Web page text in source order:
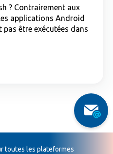
? Contrairement aux
applications Android
pas être exécutées dans
toutes les plateformes